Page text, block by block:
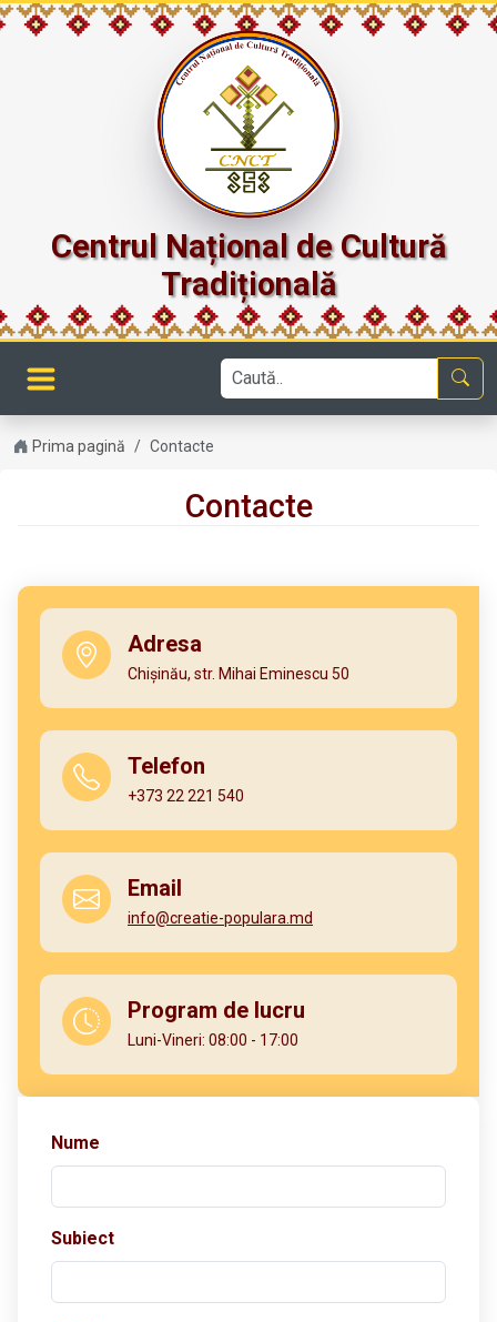
Centrul Național de Cultură
Tradițională
Prima pagină Contacte
Contacte
Adresa
Chișinău, str. Mihai Eminescu 50
Telefon
+373 22 221 540
Email
info@creatie-populara.md
Program de lucru
Luni-Vineri: 08:00 - 17:00
Nume
Subiect